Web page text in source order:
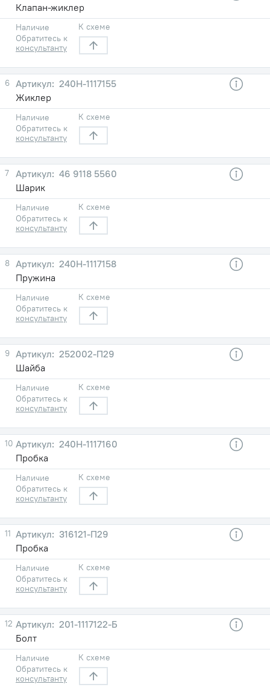
Клапан-жиклер
Наличие
Обратитесь к
консультанту
К схеме
6
240Н-1117155
Жиклер
Наличие
Обратитесь к
консультанту
К схеме
7
46 9118 5560
Шарик
Наличие
Обратитесь к
консультанту
К схеме
8
240Н-1117158
Пружина
Наличие
Обратитесь к
консультанту
К схеме
9
252002-П29
Шайба
Наличие
Обратитесь к
консультанту
К схеме
10
240Н-1117160
Пробка
Наличие
Обратитесь к
консультанту
К схеме
11
316121-П29
Пробка
Наличие
Обратитесь к
консультанту
К схеме
12
201-1117122-Б
Болт
Наличие
Обратитесь к
консультанту
К схеме